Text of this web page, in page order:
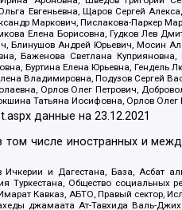
Евгеньевна, Щаров Сергей
Маркович, Пислакова-Паркер
Елена Борисовна, Гудков Лев
Блинушов Андрей Юрьевич, Мосин
Баженова Светлана
Буртина Елена Юрьевна,
Владимировна, Подузов Сергей
Орлов Олег Петрович,
Татьяна Иосифовна, Орлов
данные на23.12.2021
числе иностранных и
и Дагестана, База, Асбат
Туркестана, Общество
Кавказ, АБТО, Правый сектор,
джамаата Ат-Тавхида Валь-